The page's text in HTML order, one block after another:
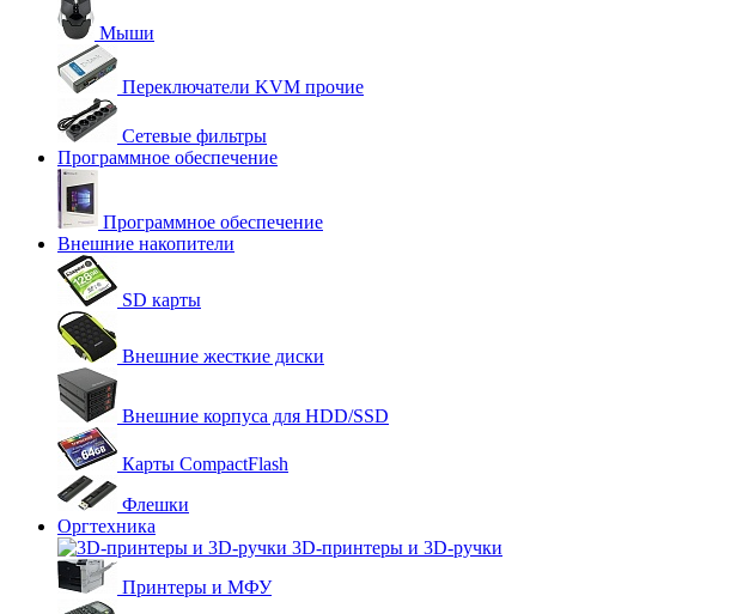
Мыши
Переключатели KVM прочие
Сетевые фильтры
Программное обеспечение
Программное обеспечение
Внешние накопители
SD карты
Внешние жесткие диски
Внешние корпуса для HDD/SSD
Карты CompactFlash
Флешки
Оргтехника
3D-принтеры и 3D-ручки
Принтеры и МФУ